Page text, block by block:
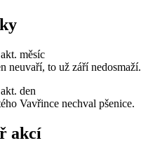
měsíc
neuvaří, to už září nedosmaží.
den
Vavřince nechval pšenice.
akcí